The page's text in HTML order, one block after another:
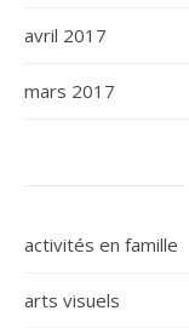
avril 2017
mars 2017
activités en famille
arts visuels